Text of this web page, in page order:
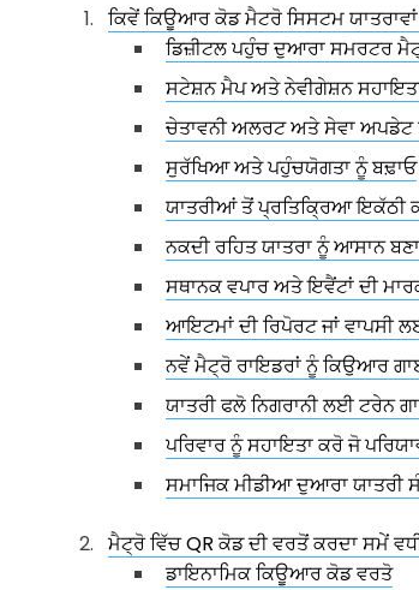
ਕਿਵੇਂ ਕਿਊਆਰ ਕੋਡ ਮੈਟਰੋ ਸਿਸਟਮ
ਡਿਜ਼ੀਟਲ ਪਹੁੰਚ ਦੁਆਰਾ ਸਮਰਟਰ
ਸਟੇਸ਼ਨ ਮੈਪ ਅਤੇ ਨੇਵੀਗੇਸ਼ਨ
ਚੇਤਾਵਨੀ ਅਲਰਟ ਅਤੇ ਸੇਵਾ
ਸੁਰੱਖਿਆ ਅਤੇ ਪਹੁੰਚਯੋਗਤਾ ਨੂੰ ਬਢ਼ਾਓ
ਯਾਤਰੀਆਂ ਤੋਂ ਪ੍ਰਤਿਕ੍ਰਿਆ ਇਕੱਠੀ
ਨਕਦੀ ਰਹਿਤ ਯਾਤਰਾ ਨੂੰ ਆਸਾਨ
ਸਥਾਨਕ ਵਪਾਰ ਅਤੇ ਇਵੈਂਟਾਂ ਦੀ
ਆਇਟਮਾਂ ਦੀ ਰਿਪੋਰਟ ਜਾਂ ਵਾਪਸੀ
ਨਵੇਂ ਮੈਟ੍ਰੋ ਰਾਇਡਰਾਂ ਨੂੰ ਕਿਉਆਰ
ਯਾਤਰੀ ਫਲੋ ਨਿਗਰਾਨੀ ਲਈ ਟਰੇਨ
ਪਰਿਵਾਰ ਨੂੰ ਸਹਾਇਤਾ ਕਰੋ ਜੋ
ਸਮਾਜਿਕ ਮੀਡੀਆ ਦੁਆਰਾ ਯਾਤਰੀ
ਮੈਟ੍ਰੋ ਵਿੱਚ QR ਕੋਡ ਦੀ ਵਰਤੋਂ ਕਰਦਾ ਸਮੇਂ
ਡਾਇਨਾਮਿਕ ਕਿਊਆਰ ਕੋਡ ਵਰਤੋ